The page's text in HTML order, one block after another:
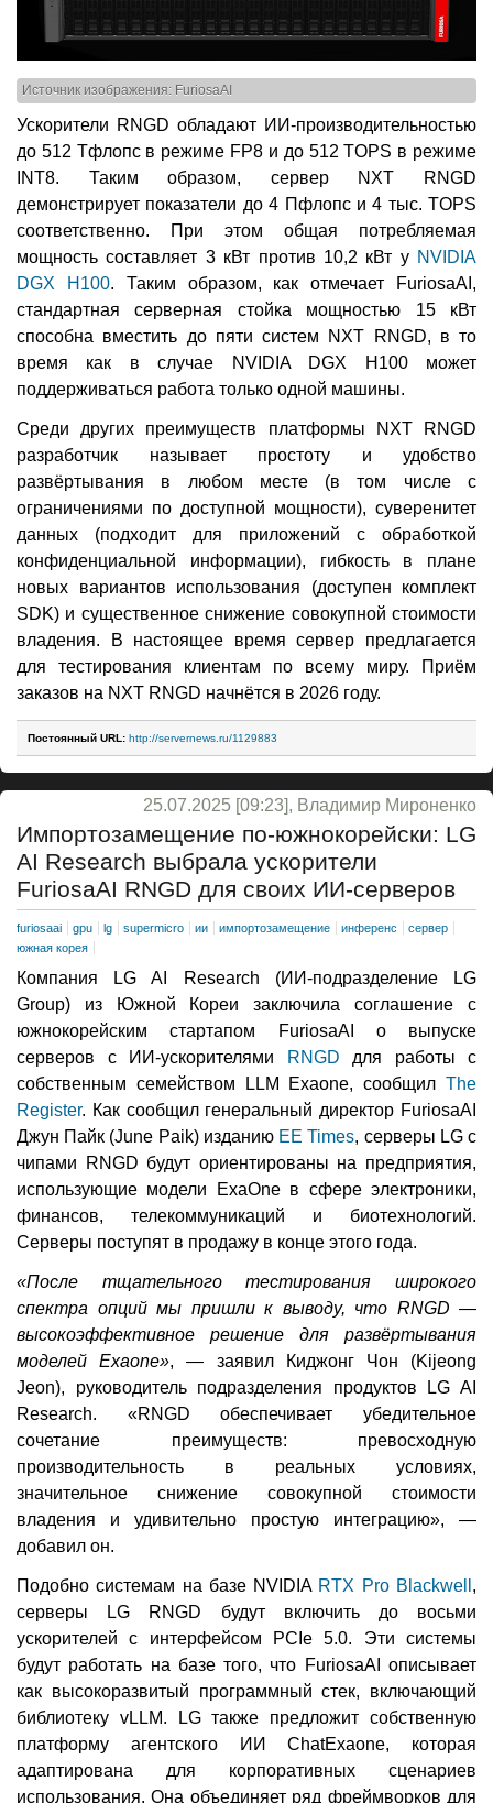
Источник изображения: FuriosaAI
Ускорители RNGD обладают ИИ-производительностью
до 512 Тфлопс в режиме FP8 и до 512 TOPS в режиме
INT8. Таким образом, сервер NXT RNGD
демонстрирует показатели до 4 Пфлопс и 4 тыс. TOPS
соответственно. При этом общая потребляемая
мощность составляет 3 кВт против 10,2 кВт у NVIDIA
DGX H100. Таким образом, как отмечает FuriosaAI,
стандартная серверная стойка мощностью 15 кВт
способна вместить до пяти систем NXT RNGD, в то
время как в случае NVIDIA DGX H100 может
поддерживаться работа только одной машины.
Среди других преимуществ платформы NXT RNGD
разработчик называет простоту и удобство
развёртывания в любом месте (в том числе с
ограничениями по доступной мощности), суверенитет
данных (подходит для приложений с обработкой
конфиденциальной информации), гибкость в плане
новых вариантов использования (доступен комплект
SDK) и существенное снижение совокупной стоимости
владения. В настоящее время сервер предлагается
для тестирования клиентам по всему миру. Приём
заказов на NXT RNGD начнётся в 2026 году.
Постоянный URL: http://servernews.ru/1129883
25.07.2025 [09:23], Владимир Мироненко
Импортозамещение по-южнокорейски: LG
AI Research выбрала ускорители
FuriosaAI RNGD для своих ИИ-серверов
furiosaai gpu lg supermicro ии импортозамещение инференс
сервер
южная корея
Компания LG AI Research (ИИ-подразделение LG
Group) из Южной Кореи заключила соглашение с
южнокорейским стартапом FuriosaAI о выпуске
серверов с ИИ-ускорителями
RNGD для работы с
собственным семейством LLM Exaone, сообщил The
Register. Как сообщил генеральный директор FuriosaAI
Джун Пайк (June Paik) изданию EE Times, серверы LG с
чипами RNGD будут ориентированы на предприятия,
использующие модели ExaOne в сфере электроники,
финансов, телекоммуникаций и биотехнологий.
Серверы поступят в продажу в конце этого года.
«После тщательного тестирования широкого
спектра опций мы пришли к выводу, что RNGD —
высокоэффективное решение для развёртывания
моделей Exaone», — заявил Киджонг Чон (Kijeong
Jeon), руководитель подразделения продуктов LG AI
Research. «RNGD обеспечивает убедительное
сочетание преимуществ: превосходную
производительность в реальных условиях,
значительное снижение совокупной стоимости
владения и удивительно простую интеграцию», —
добавил он.
Подобно системам на базе NVIDIA RTX Pro Blackwell ,
серверы LG RNGD будут включить до восьми
ускорителей с интерфейсом PCIe 5.0. Эти системы
будут работать на базе того, что FuriosaAI описывает
как высокоразвитый программный стек, включающий
библиотеку vLLM. LG также предложит собственную
платформу агентского ИИ ChatExaone, которая
адаптирована для корпоративных сценариев
использования. Она объединяет ряд фреймворков для